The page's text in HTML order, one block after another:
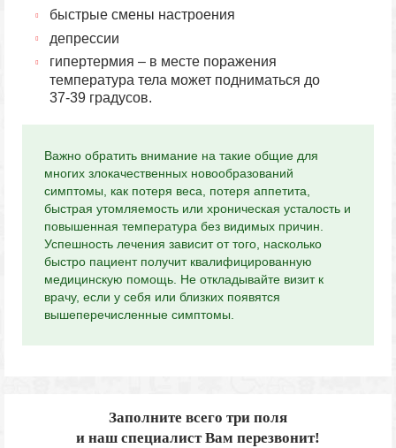
быстрые смены настроения
депрессии
гипертермия – в месте поражения
температура тела может подниматься до
37-39 градусов.
Важно обратить внимание на такие общие для
многих злокачественных новообразований
симптомы, как потеря веса, потеря аппетита,
быстрая утомляемость или хроническая усталость и
повышенная температура без видимых причин.
Успешность лечения зависит от того, насколько
быстро пациент получит квалифицированную
медицинскую помощь. Не откладывайте визит к
врачу, если у себя или близких появятся
вышеперечисленные симптомы.
Заполните всего три поля
и наш специалист Вам перезвонит!